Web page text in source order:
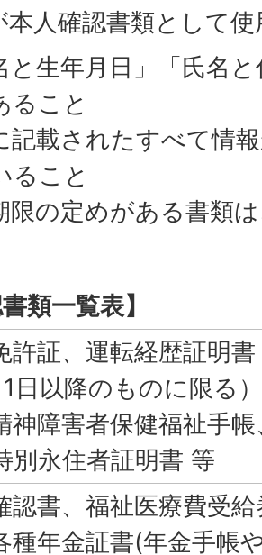
本人確認書類として
と生年月日」「氏名
ること
記載されたすべて情
ること
限の定めがある書類
類一覧表】
許証、運転経歴証明
日以降のものに限る
神障害者保健福祉手
別永住者証明書 等
認書、福祉医療費受
種年金証書(年金手帳